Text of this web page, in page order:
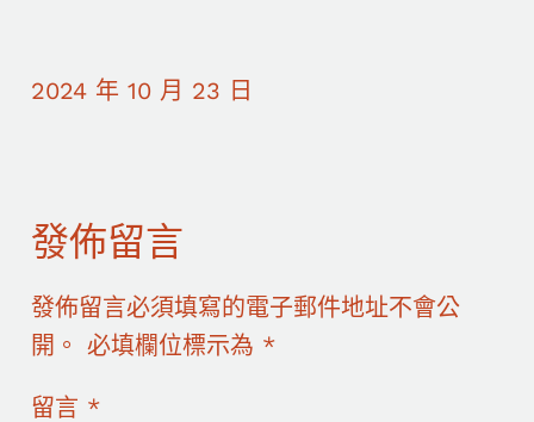
2024 年 10 月 23 日
發佈留言
發佈留言必須填寫的電子郵件地址不會公
開。 必填欄位標示為 *
留言 *